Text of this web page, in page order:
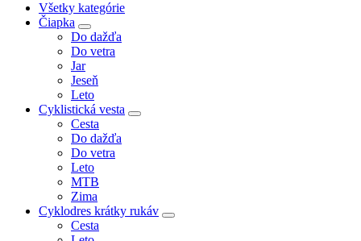
Všetky kategórie
Čiapka
Do dažďa
Do vetra
Jar
Jeseň
Leto
Cyklistická vesta
Cesta
Do dažďa
Do vetra
Leto
MTB
Zima
Cyklodres krátky rukáv
Cesta